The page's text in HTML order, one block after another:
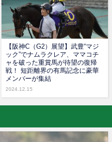
【阪神C（G2）展望】武豊“マジ
ック”でナムラクレア、ママコチ
ャを破った重賞馬が待望の復帰
戦！ 短距離界の有馬記念に豪華
メンバーが集結
2024.12.15